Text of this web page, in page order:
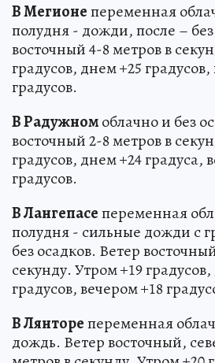
В Мегионепеременная
полудня - дожди, после –
восточный 4-8 метров в
градусов, днем +25
градусов.
В Радужномоблачно и без
восточный 2-8 метров в
градусов, днем +24 градуса,
градусов.
В Лангепасепеременная
полудня - сильные дожди с
без осадков. Ветер
секунду. Утром +19
градусов, вечером +18
В Лянторепеременная
дождь. Ветер восточный,